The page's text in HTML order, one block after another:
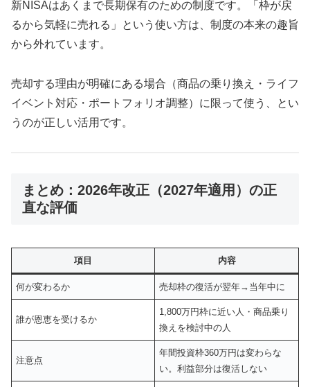
新NISAはあくまで長期保有のための制度です。「枠が戻
るから気軽に売れる」という使い方は、制度の本来の趣旨
から外れています。
売却する理由が明確にある場合（商品の乗り換え・ライフ
イベント対応・ポートフォリオ調整）に限って使う、とい
うのが正しい活用です。
まとめ：2026年改正（2027年適用）の正
直な評価
項目 内容
何が変わるか 売却枠の復活が翌年→当年中に
誰が恩恵を受けるか
1,800万円枠に近い人・商品乗り
換えを検討中の人
注意点
年間投資枠360万円は変わらな
い。利益部分は復活しない